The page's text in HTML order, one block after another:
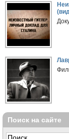
Поиск на сайте